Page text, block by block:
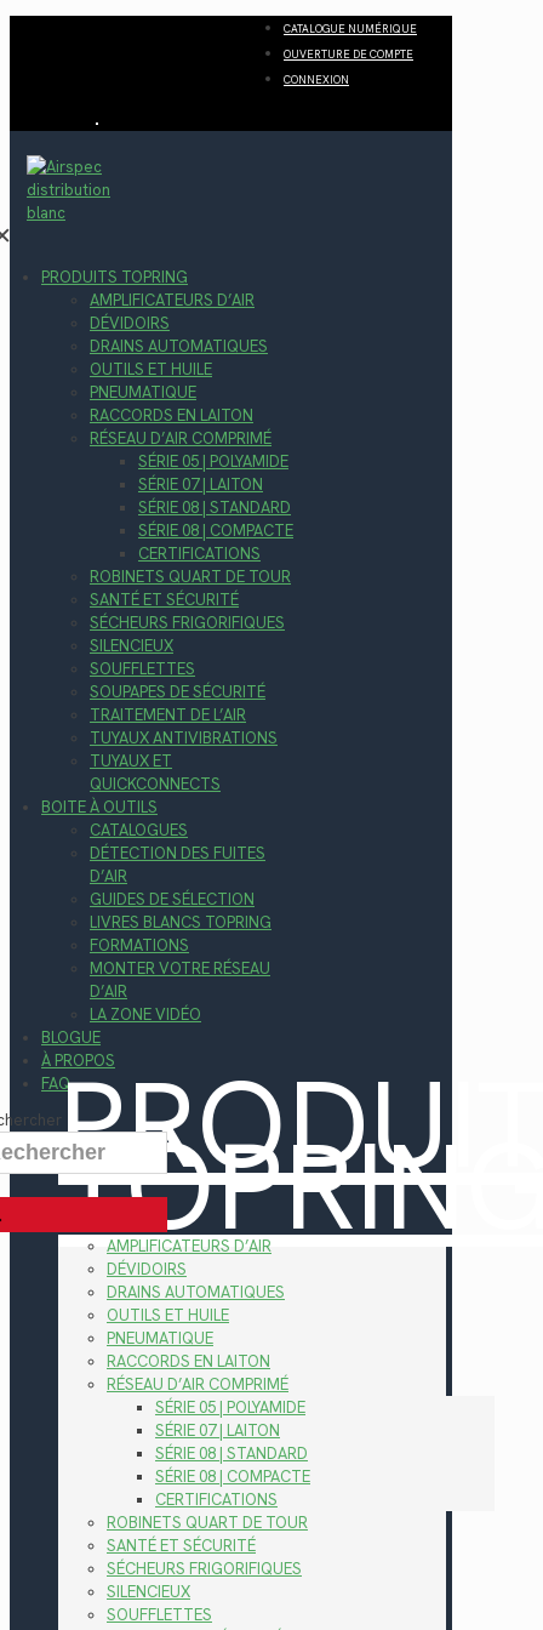
CATALOGUE NUMÉRIQUE
OUVERTURE DE COMPTE
CONNEXION
PRODUITS TOPRING
AMPLIFICATEURS D’AIR
DÉVIDOIRS
DRAINS AUTOMATIQUES
OUTILS ET HUILE
PNEUMATIQUE
RACCORDS EN LAITON
RÉSEAU D’AIR COMPRIMÉ
SÉRIE 05 | POLYAMIDE
SÉRIE 07 | LAITON
SÉRIE 08 | STANDARD
SÉRIE 08 | COMPACTE
CERTIFICATIONS
ROBINETS QUART DE TOUR
SANTÉ ET SÉCURITÉ
SÉCHEURS FRIGORIFIQUES
SILENCIEUX
SOUFFLETTES
SOUPAPES DE SÉCURITÉ
TRAITEMENT DE L’AIR
TUYAUX ANTIVIBRATIONS
TUYAUX ET
QUICKCONNECTS
BOITE À OUTILS
CATALOGUES
DÉTECTION DES FUITES
D’AIR
GUIDES DE SÉLECTION
LIVRES BLANCS TOPRING
FORMATIONS
MONTER VOTRE RÉSEAU
D’AIR
LA ZONE VIDÉO
BLOGUE
À PROPOS
FAQ
AMPLIFICATEURS D’AIR
DÉVIDOIRS
DRAINS AUTOMATIQUES
OUTILS ET HUILE
PNEUMATIQUE
RACCORDS EN LAITON
RÉSEAU D’AIR COMPRIMÉ
SÉRIE 05 | POLYAMIDE
SÉRIE 07 | LAITON
SÉRIE 08 | STANDARD
SÉRIE 08 | COMPACTE
CERTIFICATIONS
ROBINETS QUART DE TOUR
SANTÉ ET SÉCURITÉ
SÉCHEURS FRIGORIFIQUES
SILENCIEUX
SOUFFLETTES